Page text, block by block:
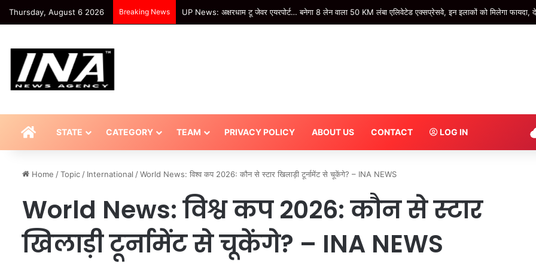
Thursday, August 6 2026 Breaking News UP News: अक्षरधाम टू जेवर एयरपोर्ट… बनेगा 8 लेन वाला 50 KM लंबा एलिवेटेड एक्सप्रेसवे, इन इलाकों को मिलेगा
HOMESTATE CATEGORY TEAM PRIVACY POLICY ABOUT US CONTACT LOG IN
Home /Topic / International /World News: विश्व कप 2026: कौन से स्टार खिलाड़ी टूर्नामेंट से चूकेंगे? – INA NEWS
World News: विश्व कप 2026: कौन से स्टार
खिलाड़ी टूर्नामेंट से चूकेंगे? – INA NEWS